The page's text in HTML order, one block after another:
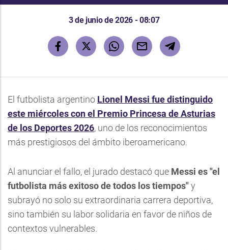
3 de junio de 2026 - 08:07
El futbolista argentino Lionel Messi fue distinguido
este miércoles con el Premio Princesa de Asturias
de los Deportes 2026, uno de los reconocimientos
más prestigiosos del ámbito iberoamericano.
Al anunciar el fallo, el jurado destacó que Messi es "el
futbolista más exitoso de todos los tiempos"y
subrayó no solo su extraordinaria carrera deportiva,
sino también su labor solidaria en favor de niños de
contextos vulnerables.